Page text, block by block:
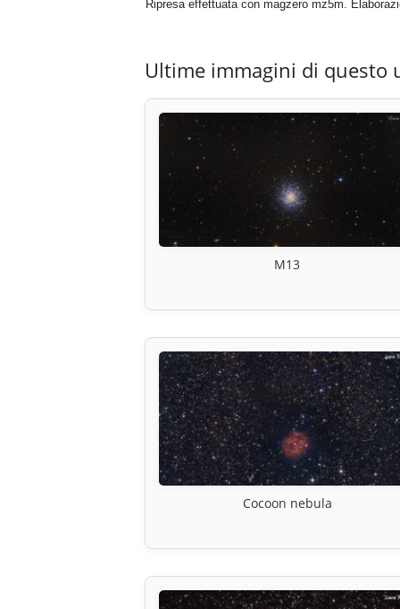
Ripresa effettuata con magzero mz5m.
Ultime immagini di questo
M13
Cocoon nebula